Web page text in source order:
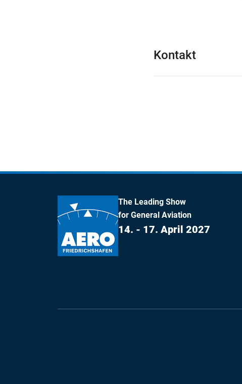
Kontakt
The Leading Show
for General Aviation
14. - 17. April 2027